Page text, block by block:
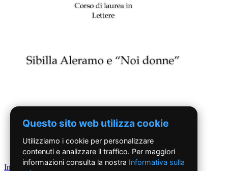
Indietro
Questo sito web utilizza cookie
Utilizziamo i cookie per personalizzare
contenuti e analizzare il traffico. Per maggiori
informazioni consulta la nostra Informativa sulla